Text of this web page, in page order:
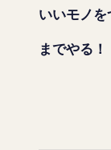
いいモノ
までやる！